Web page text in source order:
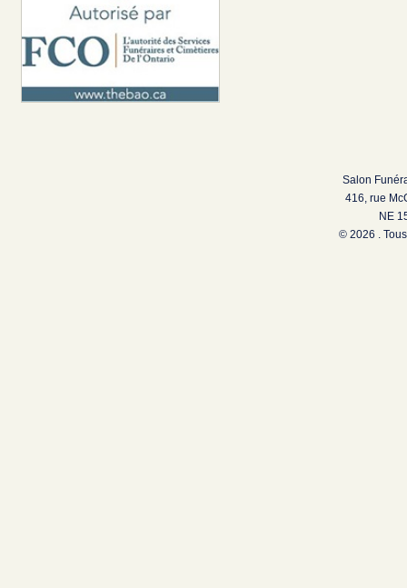
Salon
416, rue
NE
© 2026 .